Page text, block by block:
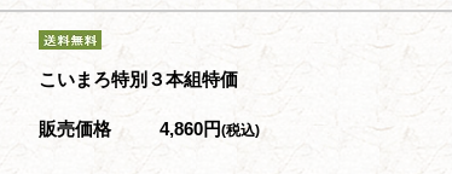
こいまろ特別３本組特価
販売価格 4,860円(税込)